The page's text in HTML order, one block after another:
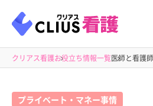
クリアス看護お役立ち情報一覧医師と看護
プライベート・マネー事情